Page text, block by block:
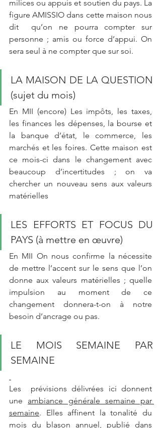
milices ou appuis et soutien du pays. La
figure AMISSIO dans cette maison nous
dit  qu’on ne pourra compter sur
personne ; amis ou force d’appui. On
sera seul à ne compter que sur soi.
LA MAISON DE LA QUESTION
(sujet du mois)
En MII (encore) Les impôts, les taxes,
les finances les dépenses, la bourse et
la banque d’état, le commerce, les
marchés et les foires. Cette maison est
ce mois-ci dans le changement avec
beaucoup d’incertitudes ; on va
chercher un nouveau sens aux valeurs
matérielles
LES EFFORTS ET FOCUS DU
PAYS (à mettre en œuvre)
En MII On nous confirme la nécessite
de mettre l’accent sur le sens que l’on
donne aux valeurs matérielles ; quelle
impulsion au moment de ce
changement donnera-t-on à notre
besoin d’ancrage ou pas.
LE MOIS SEMAINE PAR
SEMAINE
Les  prévisions délivrées ici donnent
une ambiance générale semaine par
semaine. Elles affinent la tonalité du